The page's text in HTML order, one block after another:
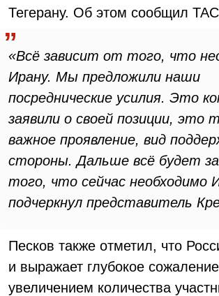
Тегерану. Об этом сообщил
«Всё зависит от того, что
Ирану. Мы предложили наши
посреднические усилия. Это
заявили о своей позиции, это
важное проявление, вид
стороны. Дальше всё будет
того, что сейчас необходимо
подчеркнул представитель
Песков также отметил, что
и выражает глубокое
увеличением количества